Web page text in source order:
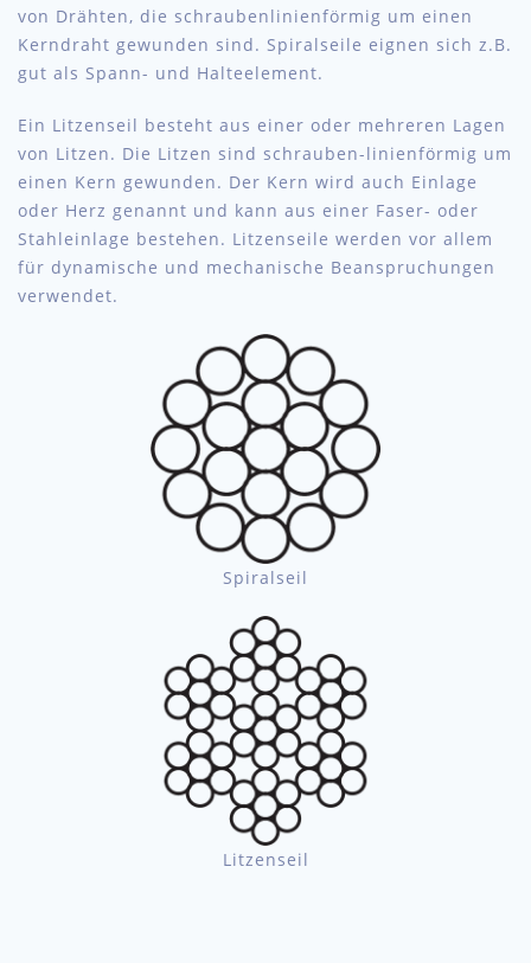
von Drähten, die schraubenlinienförmig um einen
Kerndraht gewunden sind. Spiralseile eignen sich z.B.
gut als Spann- und Halteelement.
Ein Litzenseil besteht aus einer oder mehreren Lagen
von Litzen. Die Litzen sind schrauben-linienförmig um
einen Kern gewunden. Der Kern wird auch Einlage
oder Herz genannt und kann aus einer Faser- oder
Stahleinlage bestehen. Litzenseile werden vor allem
für dynamische und mechanische Beanspruchungen
verwendet.
Spiralseil
Litzenseil